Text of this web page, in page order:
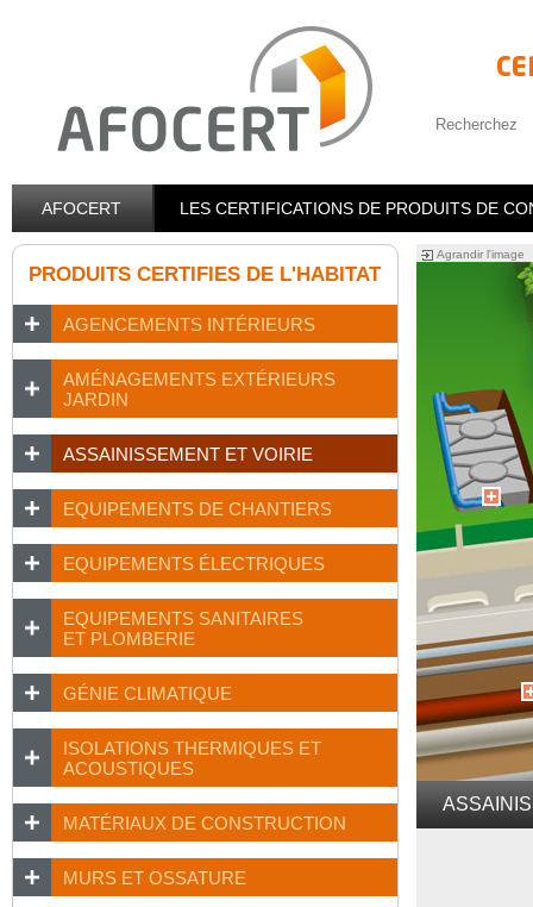
Recherchez
AFOCERT LES CERTIFICATIONS DE PRODUITS DE
PRODUITS CERTIFIES DE L'HABITAT
AGENCEMENTS INTÉRIEURS
AMÉNAGEMENTS EXTÉRIEURS
JARDIN
ASSAINISSEMENT ET VOIRIE
EQUIPEMENTS DE CHANTIERS
EQUIPEMENTS ÉLECTRIQUES
EQUIPEMENTS SANITAIRES
ET PLOMBERIE
GÉNIE CLIMATIQUE
ISOLATIONS THERMIQUES ET
ACOUSTIQUES
MATÉRIAUX DE CONSTRUCTION
MURS ET OSSATURE
Agrandir l'image